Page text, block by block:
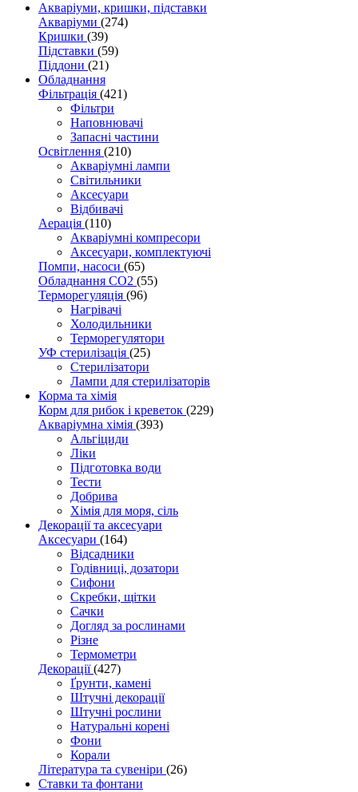
Акваріуми, кришки, підставки
Акваріуми (274)
Кришки (39)
Підставки (59)
Піддони (21)
Обладнання
Фільтрація (421)
Фільтри
Наповнювачі
Запасні частини
Освітлення (210)
Акваріумні лампи
Світильники
Аксесуари
Відбивачі
Аерація (110)
Акваріумні компресори
Аксесуари, комплектуючі
Помпи, насоси (65)
Обладнання CO2 (55)
Терморегуляція (96)
Нагрівачі
Холодильники
Терморегулятори
УФ стерилізація (25)
Стерилізатори
Лампи для стерилізаторів
Корма та хімія
Корм для рибок і креветок (229)
Акваріумна хімія (393)
Альгіциди
Ліки
Підготовка води
Тести
Добрива
Хімія для моря, сіль
Декорації та аксесуари
Аксесуари (164)
Відсадники
Годівниці, дозатори
Сифони
Скребки, щітки
Сачки
Догляд за рослинами
Різне
Термометри
Декорації(427)
Ґрунти, камені
Штучні декорації
Штучні рослини
Натуральні корені
Фони
Корали
Література та сувеніри (26)
Ставки та фонтани